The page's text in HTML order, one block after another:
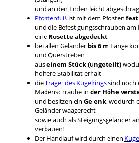
und an den Enden leicht
Pfostenfußist mit dem Pfosten
und die Befestigungsschrauben
eine Rosette abgedeckt
bei allen Geländer bis 6 m Länge
und Querstreben
auseinem Stück (ungeteilt)
höhere Stabilität erhält
dieTräger des Kugelringssind noch
Madenschraube in der Höhe
und besitzen ein Gelenk, wodurch
Geländer waagerecht
sowie auch als Steigungsgeländer
verbauen!
Der Handlauf wird durch einen